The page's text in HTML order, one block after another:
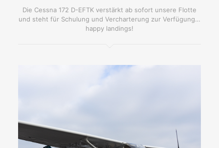
Die Cessna 172 D-EFTK verstärkt ab sofort unsere Flotte
und steht für Schulung und Vercharterung zur Verfügung…
happy landings!